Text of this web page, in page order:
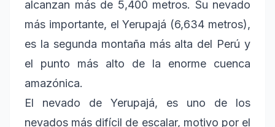
alcanzan más de 5,400 metros. Su nevado
más importante, el Yerupajá (6,634 metros),
es la segunda montaña más alta del Perú y
el punto más alto de la enorme cuenca
amazónica.
El nevado de Yerupajá, es uno de los
nevados más difícil de escalar, motivo por el